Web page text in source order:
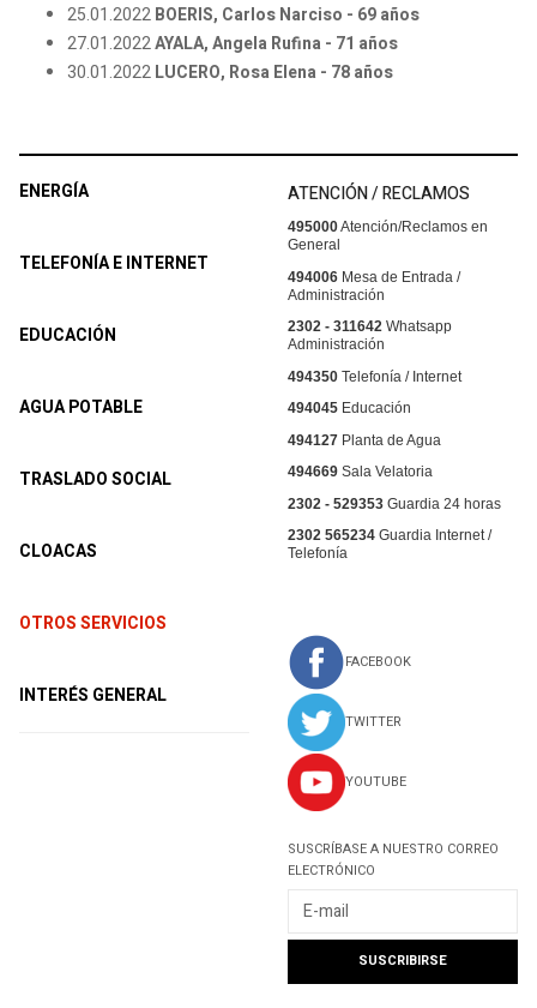
25.01.2022BOERIS, Carlos Narciso - 69 años
27.01.2022AYALA, Angela Rufina - 71 años
30.01.2022LUCERO, Rosa Elena - 78 años
ENERGÍA
TELEFONÍA E INTERNET
EDUCACIÓN
AGUA POTABLE
TRASLADO SOCIAL
CLOACAS
OTROS SERVICIOS
INTERÉS GENERAL
ATENCIÓN / RECLAMOS
495000Atención/Reclamos en
General
494006 Mesa de Entrada /
Administración
2302 - 311642 Whatsapp
Administración
494350 Telefonía / Internet
494045 Educación
494127 Planta de Agua
494669 Sala Velatoria
2302 - 529353 Guardia 24 horas
2302 565234 Guardia Internet /
Telefonía
FACEBOOK
TWITTER
YOUTUBE
SUSCRÍBASE A NUESTRO CORREO
ELECTRÓNICO